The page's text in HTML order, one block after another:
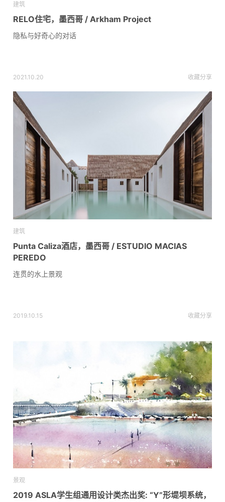
建筑
RELO住宅，墨西哥 / Arkham Project
隐私与好奇心的对话
2021.10.20 收藏分享
建筑
Punta Caliza酒店，墨西哥 / ESTUDIO MACIAS
PEREDO
连贯的水上景观
2019.10.15 收藏分享
景观
2019 ASLA学生组通用设计类杰出奖: “Y”形堤坝系统，